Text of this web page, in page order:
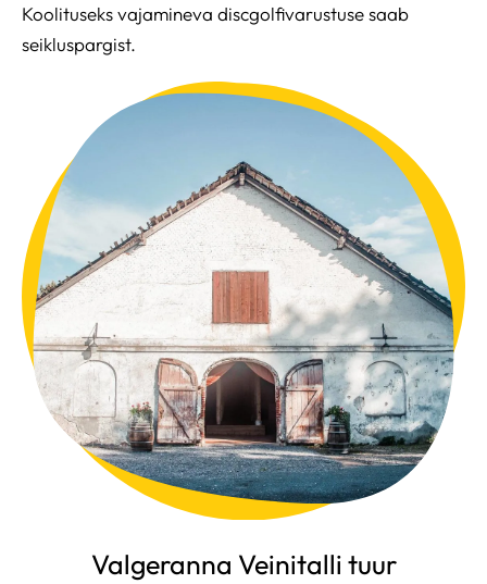
Koolituseks vajamineva discgolfivarustuse saab
seikluspargist.
Valgeranna Veinitalli tuur